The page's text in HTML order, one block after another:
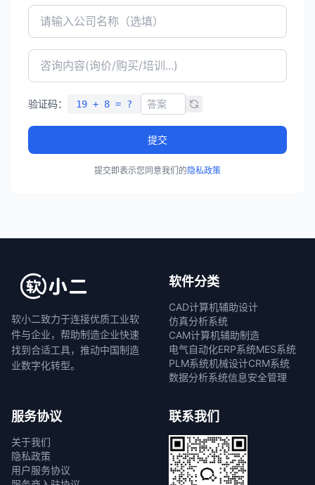
验证码： 19 + 8 = ?
提交
提交即表示您同意我们的隐私政策
软小二致力于连接优质工业软
件与企业，帮助制造企业快速
找到合适工具，推动中国制造
业数字化转型。
软件分类
CAD计算机辅助设计
仿真分析系统
CAM计算机辅助制造
电气自动化ERP系统MES系统
PLM系统机械设计CRM系统
数据分析系统信息安全管理
服务协议
关于我们
隐私政策
用户服务协议
联系我们